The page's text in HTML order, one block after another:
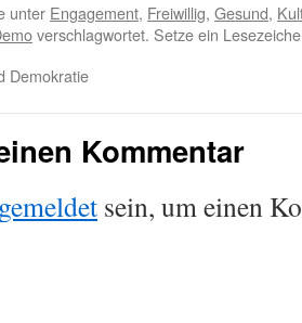
unter Engagement, Freiwillig, Gesund,
verschlagwortet. Setze ein
Demokratie
Kommentar
sein, um einen